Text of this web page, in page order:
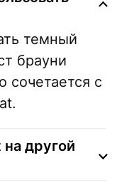
темный
брауни
с
другой